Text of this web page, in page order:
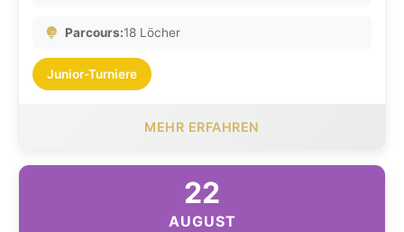
Parcours:18 Löcher
Junior-Turniere
MEHR ERFAHREN
22
AUGUST